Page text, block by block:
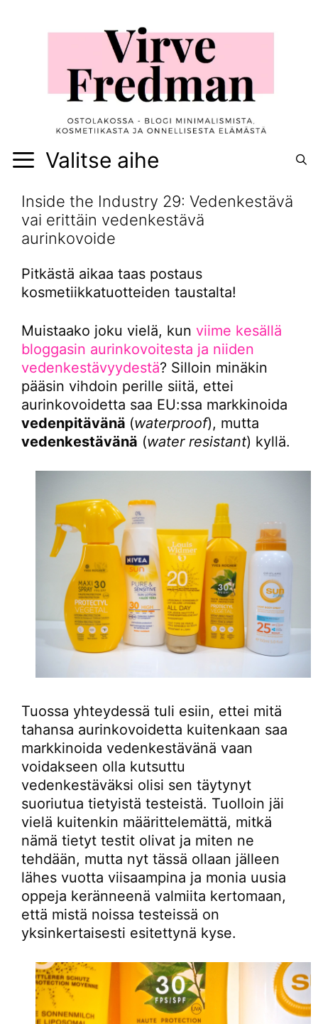
Valitse aihe
Inside the Industry 29: Vedenkestävä
vai erittäin vedenkestävä
aurinkovoide
Pitkästä aikaa taas postaus
kosmetiikkatuotteiden taustalta!
Muistaako joku vielä, kun viime kesällä
bloggasin aurinkovoitesta ja niiden
vedenkestävyydestä? Silloin minäkin
pääsin vihdoin perille siitä, ettei
aurinkovoidetta saa EU:ssa markkinoida
vedenpitävänä (waterproof), mutta
vedenkestävänä (water resistant) kyllä.
Tuossa yhteydessä tuli esiin, ettei mitä
tahansa aurinkovoidetta kuitenkaan saa
markkinoida vedenkestävänä vaan
voidakseen olla kutsuttu
vedenkestäväksi olisi sen täytynyt
suoriutua tietyistä testeistä. Tuolloin jäi
vielä kuitenkin määrittelemättä, mitkä
nämä tietyt testit olivat ja miten ne
tehdään, mutta nyt tässä ollaan jälleen
lähes vuotta viisaampina ja monia uusia
oppeja keränneenä valmiita kertomaan,
että mistä noissa testeissä on
yksinkertaisesti esitettynä kyse.